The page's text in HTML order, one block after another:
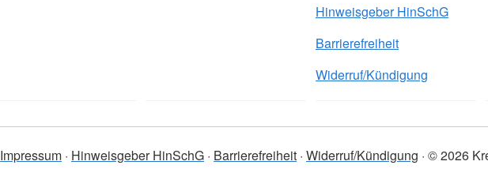
Hinweisgeber HinSchG
Barrierefreiheit
Widerruf/Kündigung
Impressum Hinweisgeber HinSchG Barrierefreiheit Widerruf/Kündigung © 2026